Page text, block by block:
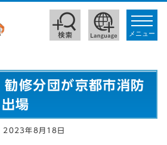
toggle
メニュー
修分団が京都市消防
場
2023年8月18日